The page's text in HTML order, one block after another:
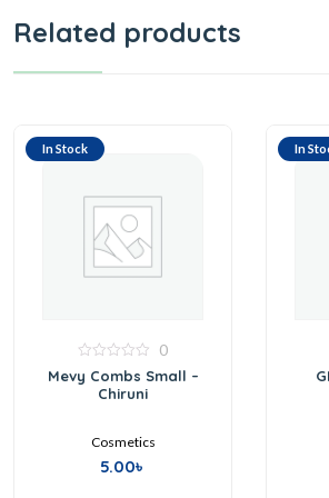
Related products
In Stock
out
0
Mevy Combs Small –
Chiruni
Cosmetics
5.00৳
In